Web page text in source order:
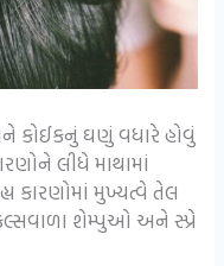
કોઈકનું ઘણું વધારે હોવું
લીધે માથામાં
કારણોમાં મુખ્યત્વે તેલ
શેમ્પુઓ અને સ્પ્રે